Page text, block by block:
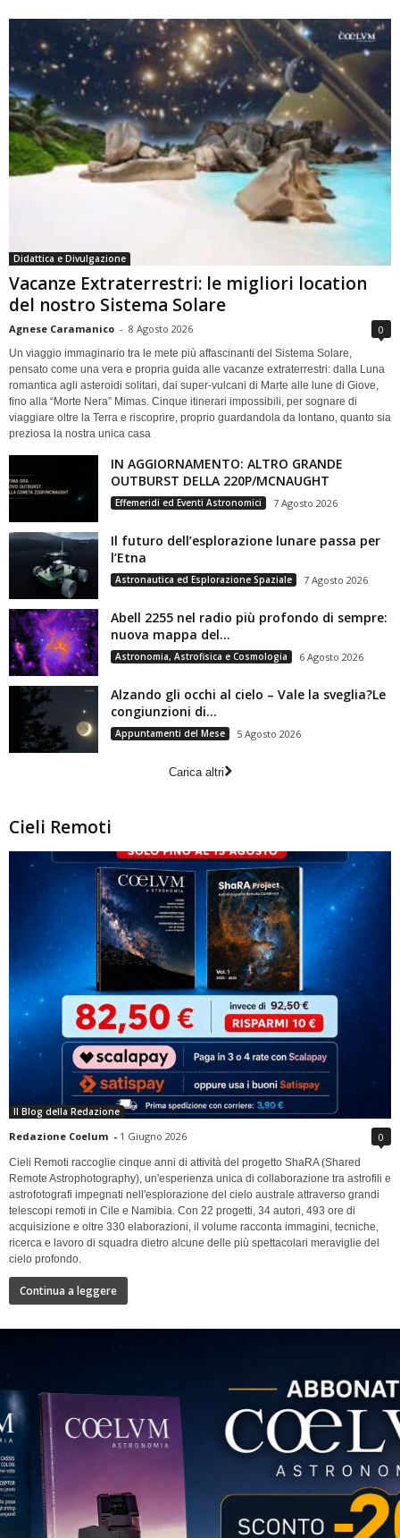
Didattica e Divulgazione
Vacanze Extraterrestri: le migliori location
del nostro Sistema Solare
Agnese Caramanico - 8 Agosto 2026 0
Un viaggio immaginario tra le mete più affascinanti del Sistema Solare,
pensato come una vera e propria guida alle vacanze extraterrestri: dalla Luna
romantica agli asteroidi solitari, dai super-vulcani di Marte alle lune di Giove,
fino alla “Morte Nera” Mimas. Cinque itinerari impossibili, per sognare di
viaggiare oltre la Terra e riscoprire, proprio guardandola da lontano, quanto sia
preziosa la nostra unica casa
IN AGGIORNAMENTO: ALTRO GRANDE
OUTBURST DELLA 220P/MCNAUGHT
Effemeridi ed Eventi Astronomici 7 Agosto 2026
Il futuro dell’esplorazione lunare passa per
l’Etna
Astronautica ed Esplorazione Spaziale 7 Agosto 2026
Abell 2255 nel radio più profondo di sempre:
nuova mappa del...
Astronomia, Astrofisica e Cosmologia 6 Agosto 2026
Alzando gli occhi al cielo – Vale la sveglia?Le
congiunzioni di...
Appuntamenti del Mese 5 Agosto 2026
Carica altri
Cieli Remoti
Il Blog della Redazione
Redazione Coelum - 1 Giugno 2026 0
Cieli Remoti raccoglie cinque anni di attività del progetto ShaRA (Shared
Remote Astrophotography), un'esperienza unica di collaborazione tra astrofili e
astrofotografi impegnati nell'esplorazione del cielo australe attraverso grandi
telescopi remoti in Cile e Namibia. Con 22 progetti, 34 autori, 493 ore di
acquisizione e oltre 330 elaborazioni, il volume racconta immagini, tecniche,
ricerca e lavoro di squadra dietro alcune delle più spettacolari meraviglie del
cielo profondo.
Continua a leggere